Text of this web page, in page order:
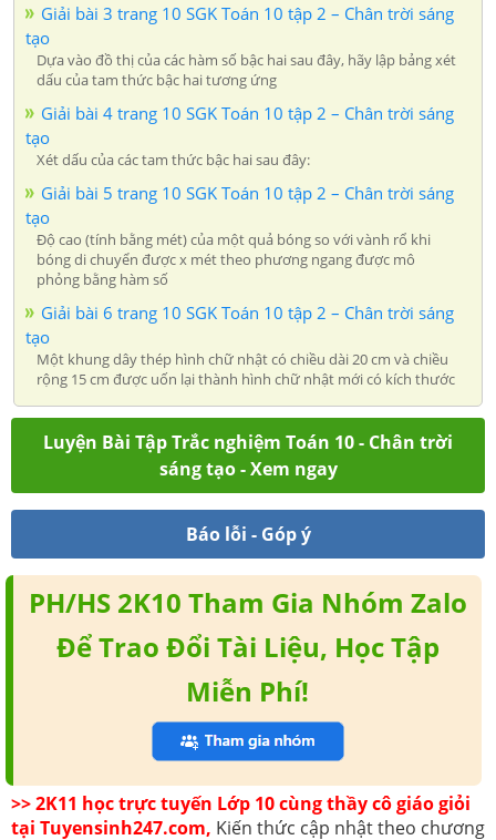
Giải bài 3 trang 10 SGK Toán 10 tập 2 – Chân trời sáng
tạo
Dựa vào đồ thị của các hàm số bậc hai sau đây, hãy lập bảng xét
dấu của tam thức bậc hai tương ứng
Giải bài 4 trang 10 SGK Toán 10 tập 2 – Chân trời sáng
tạo
Xét dấu của các tam thức bậc hai sau đây:
Giải bài 5 trang 10 SGK Toán 10 tập 2 – Chân trời sáng
tạo
Độ cao (tính bằng mét) của một quả bóng so với vành rổ khi
bóng di chuyển được x mét theo phương ngang được mô
phỏng bằng hàm số
Giải bài 6 trang 10 SGK Toán 10 tập 2 – Chân trời sáng
tạo
Một khung dây thép hình chữ nhật có chiều dài 20 cm và chiều
rộng 15 cm được uốn lại thành hình chữ nhật mới có kích thước
Luyện Bài Tập Trắc nghiệm Toán 10 - Chân trời
sáng tạo - Xem ngay
Báo lỗi - Góp ý
PH/HS 2K10 Tham Gia Nhóm Zalo
Để Trao Đổi Tài Liệu, Học Tập
Miễn Phí!
>> 2K11 học trực tuyến Lớp 10 cùng thầy cô giáo giỏi
tại Tuyensinh247.com, Kiến thức cập nhật theo chương